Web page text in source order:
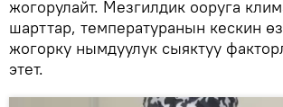
жогорулайт. Мезгилдик ооруга
шарттар, температуранын кескин
жогорку нымдуулук сыяктуу
этет.